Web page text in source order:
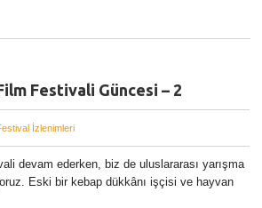
Festivali Güncesi – 2
İzlenimleri
devam ederken, biz de uluslararası yarışma
Eski bir kebap dükkânı işçisi ve hayvan